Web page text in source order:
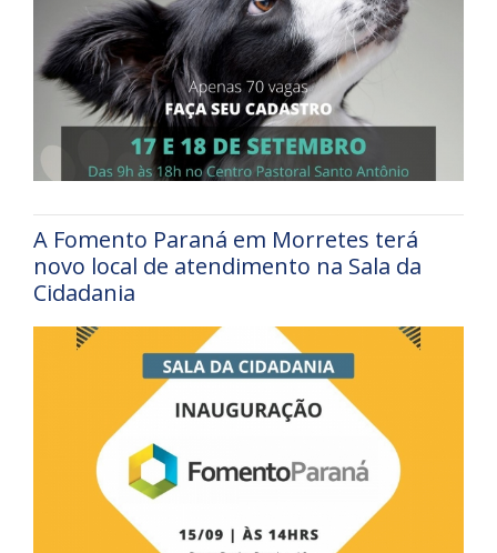
A Fomento Paraná em Morretes terá
novo local de atendimento na Sala da
Cidadania